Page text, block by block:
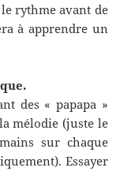
rythme avant de
à apprendre un
des « papapa »
mélodie (juste le
sur chaque
Essayer